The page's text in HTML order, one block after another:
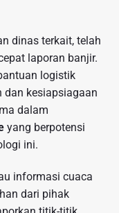
dinas terkait, telah
laporan banjir.
logistik
dan kesiapsiagaan
dalam
yang berpotensi
ini.
informasi cuaca
dari pihak